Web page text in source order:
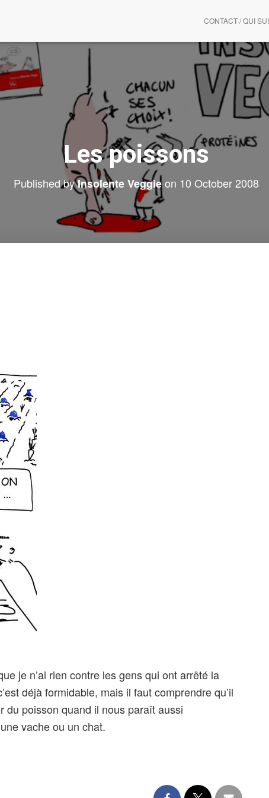
CONTACT / QUI
Les poissons
Published byInsolente Veggieon 10 October 2008
je n’ai rien contre les gens qui ont arrêté la
déjà formidable, mais il faut comprendre qu’il
du poisson quand il nous paraît aussi
vache ou un chat.